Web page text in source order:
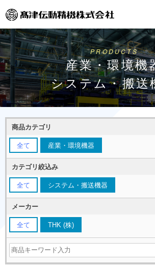
PRODUCTS
産業・環境機
システム・搬送
商品カテゴリ
全て 産業・環境機器
カテゴリ絞込み
全て システム・搬送機器
メーカー
全て THK (株)